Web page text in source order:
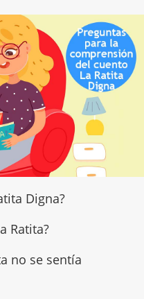
Digna?
Ratita?
no se sentía